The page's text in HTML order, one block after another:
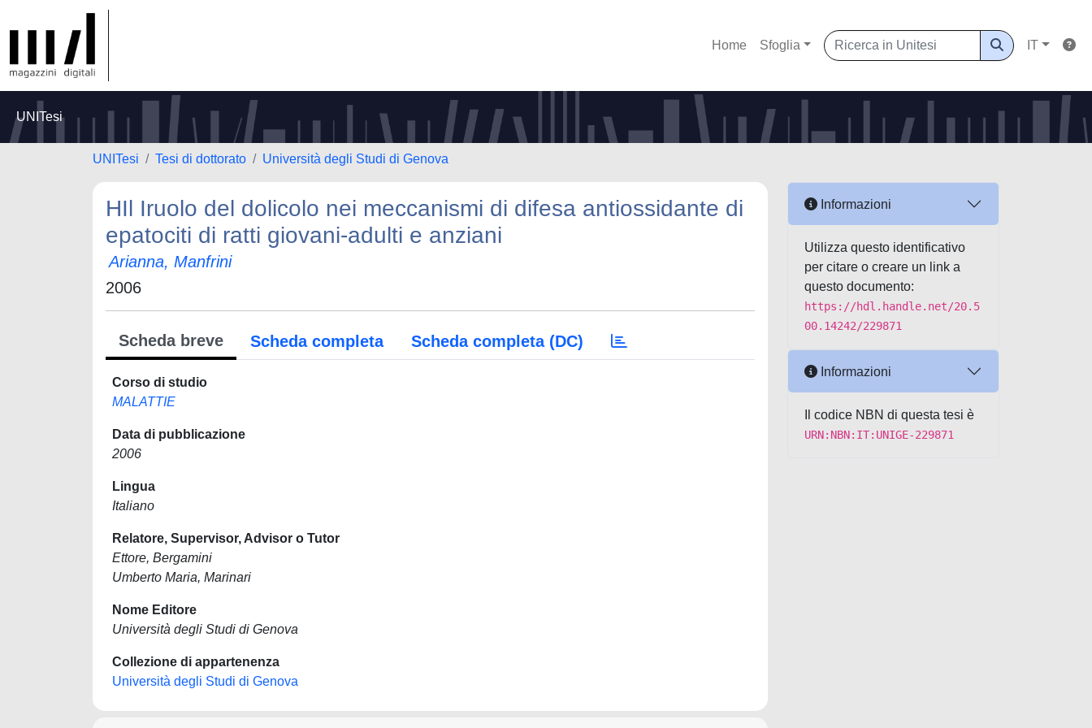
Home Sfoglia IT
UNITesi
UNITesi Tesi di dottorato Università degli Studi di Genova
HIl Iruolo del dolicolo nei meccanismi di difesa antiossidante di
epatociti di ratti giovani-adulti e anziani
Arianna, Manfrini
2006
Scheda breve Scheda completa Scheda completa (DC)
Corso di studio
MALATTIE
Data di pubblicazione
2006
Lingua
Italiano
Relatore, Supervisor, Advisor o Tutor
Ettore, Bergamini
Umberto Maria, Marinari
Nome Editore
Università degli Studi di Genova
Collezione di appartenenza
Università degli Studi di Genova
Informazioni
Utilizza questo identificativo
per citare o creare un link a
questo documento:
https://hdl.handle.net/20.5
00.14242/229871
Informazioni
Il codice NBN di questa tesi è
URN:NBN:IT:UNIGE-229871